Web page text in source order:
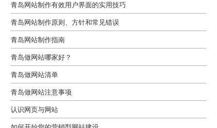
青岛网站制作有效用户界面的实用技巧
青岛网站制作原则、方针和常见错误
青岛网站制作指南
青岛做网站哪家好？
青岛做网站清单
青岛做网站注意事项
认识网页与网站